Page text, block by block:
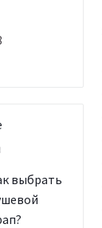
выбрать